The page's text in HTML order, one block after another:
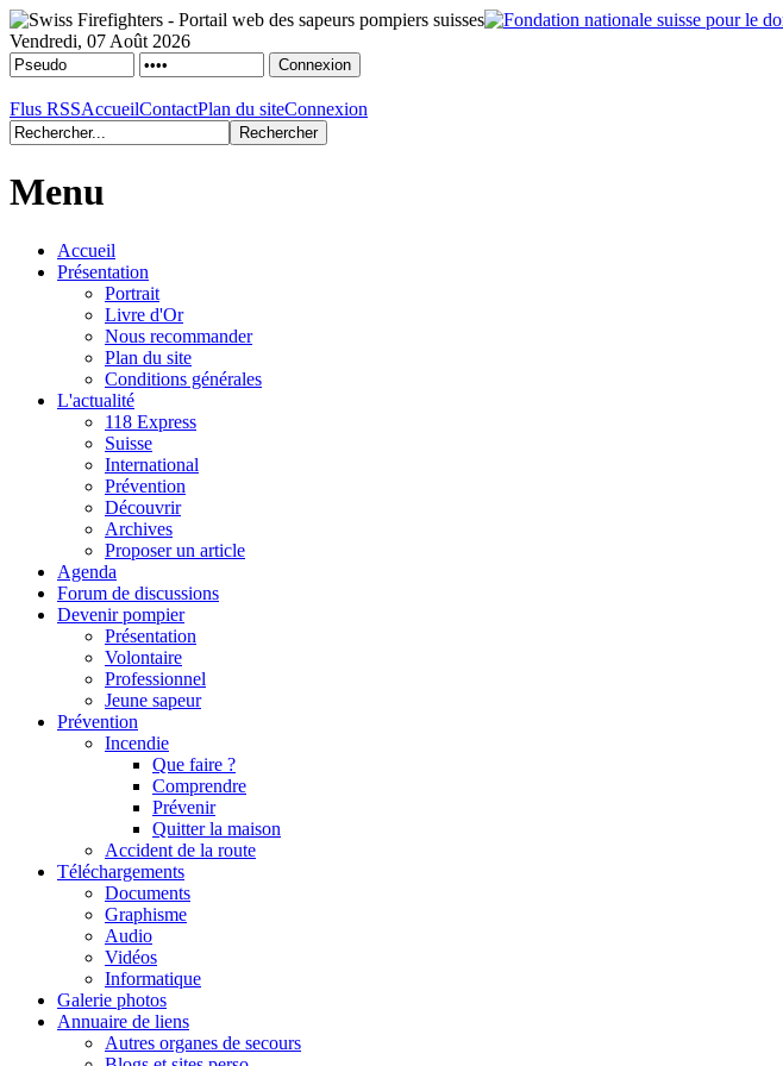
Vendredi, 07 Août 2026
Flus RSSAccueilContactPlan du siteConnexion
Menu
Accueil
Présentation
Portrait
Livre d'Or
Nous recommander
Plan du site
Conditions générales
L'actualité
118 Express
Suisse
International
Prévention
Découvrir
Archives
Proposer un article
Agenda
Forum de discussions
Devenir pompier
Présentation
Volontaire
Professionnel
Jeune sapeur
Prévention
Incendie
Que faire ?
Comprendre
Prévenir
Quitter la maison
Accident de la route
Téléchargements
Documents
Graphisme
Audio
Vidéos
Informatique
Galerie photos
Annuaire de liens
Autres organes de secours